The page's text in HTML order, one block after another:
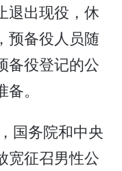
退出现役，休
预备役人员随
备役登记的公
。
国务院和中央
宽征召男性公